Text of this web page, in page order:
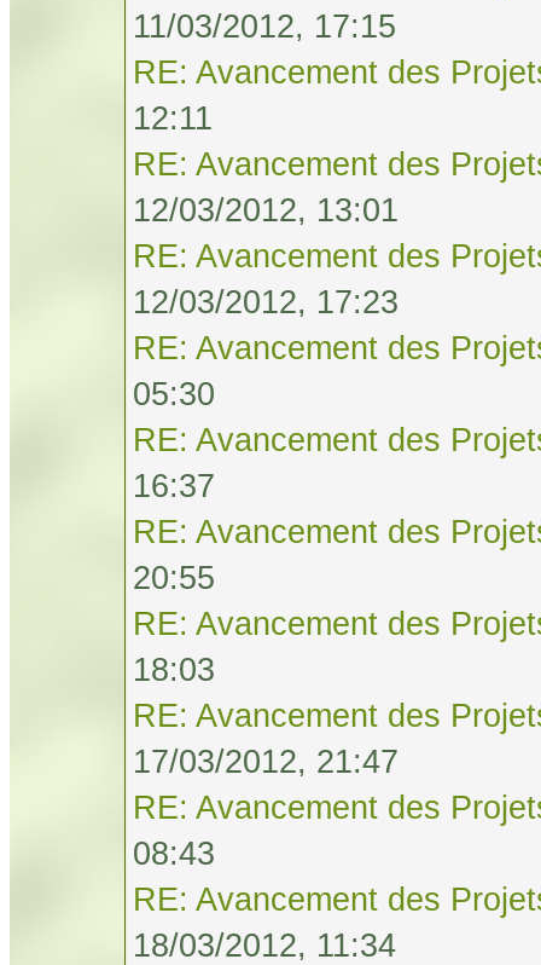
11/03/2012, 17:15
RE: Avancement des
12:11
RE: Avancement des
12/03/2012, 13:01
RE: Avancement des
12/03/2012, 17:23
RE: Avancement des
05:30
RE: Avancement des
16:37
RE: Avancement des
20:55
RE: Avancement des
18:03
RE: Avancement des
17/03/2012, 21:47
RE: Avancement des
08:43
RE: Avancement des
18/03/2012, 11:34